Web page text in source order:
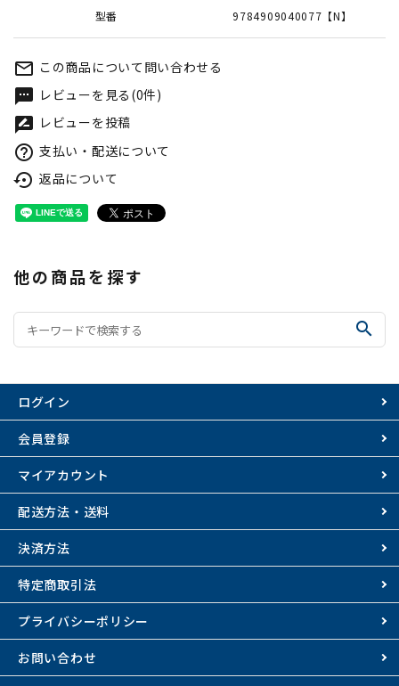
型番 9784909040077【N】
mail_outline この商品について問い合わせる
textsms レビューを見る(0件)
rate_review レビューを投稿
help_outline 支払い・配送について
settings_backup_restore 返品について
他の商品を探す
search
ログイン
会員登録
マイアカウント
配送方法・送料
決済方法
特定商取引法
プライバシーポリシー
お問い合わせ